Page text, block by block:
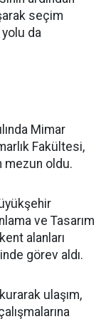
seçim
yolu da
Mimar
Fakültesi,
mezun oldu.
ve Tasarım
alanları
görev aldı.
ulaşım,